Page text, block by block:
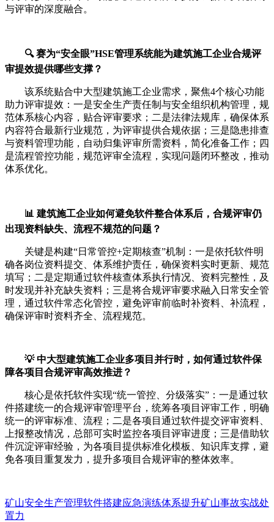
与评审的深度融合。
🔍 赛为“安全眼”HSE管理系统能为建筑施工企业合规评
审提效提供哪些支撑？
该系统贴合中大型建筑施工企业需求，聚焦4个核心功能
助力评审提效：一是安全生产责任制与安全组织机构管理，规
范体系核心内容，贴合评审要求；二是法律法规库，确保体系
内容符合最新行业规范，为评审提供合规依据；三是隐患排查
与资料管理功能，自动归集评审所需资料，简化准备工作；四
是流程管控功能，规范评审全流程，实现问题闭环整改，推动
体系优化。
📊 建筑施工企业如何避免软件整合体系后，合规评审仍
出现资料缺失、流程不规范的问题？
关键是构建“日常管控+定期核查”机制：一是依托软件明
确各岗位资料提交、体系维护责任，确保资料实时更新、规范
填写；二是定期通过软件核查体系执行情况、资料完整性，及
时发现并补充缺失资料；三是将合规评审要求融入日常安全管
理，通过软件常态化管控，避免评审前临时补资料、补流程，
确保评审时资料齐全、流程规范。
💡 中大型建筑施工企业多项目并行时，如何通过软件保
障各项目合规评审高效推进？
核心是依托软件实现“统一管控、分级落实”：一是通过软
件搭建统一的合规评审管理平台，统筹各项目评审工作，明确
统一的评审标准、流程；二是各项目通过软件提交评审资料、
上报整改情况，总部可实时监控各项目评审进度；三是借助软
件沉淀评审经验，为各项目提供标准化模板、知识库支撑，避
免各项目重复发力，提升多项目合规评审的整体效率。
矿山安全生产管理软件搭建应急演练体系提升矿山事故实战处
置力